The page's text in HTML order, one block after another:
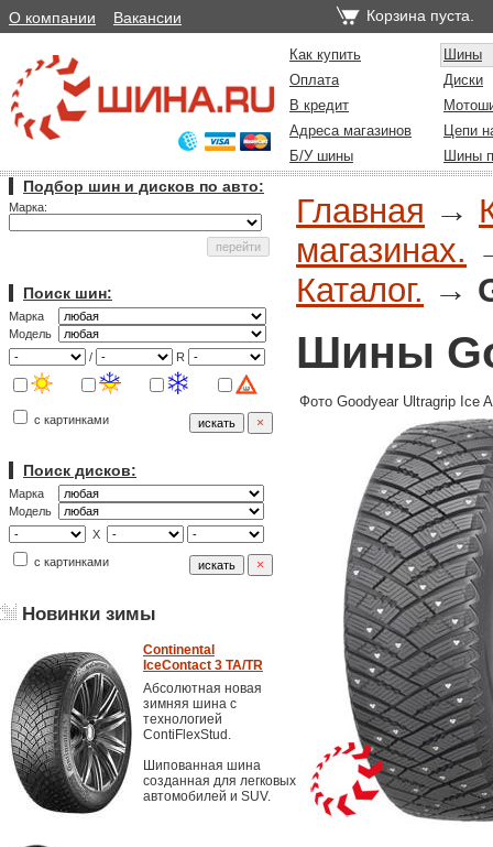
О компании Вакансии Корзина пуста.
Как купить
Шины
Оплата
Диски
В кредит
Адреса магазинов
Цепи
Б/У шины
Шины
Подбор шин и дисков по авто:
Марка:
Поиск шин:
Марка
Модель
/
R
с картинками
Поиск дисков:
Марка
Модель
X
с картинками
Новинки зимы
Continental
IceContact 3 TA/TR
Абсолютная новая
зимняя шина с
технологией
ContiFlexStud.
Шипованная шина
созданная для легковых
автомобилей и SUV.
Главная →
магазинах.
Каталог. →
Шины
Фото Goodyear Ultragrip Ice